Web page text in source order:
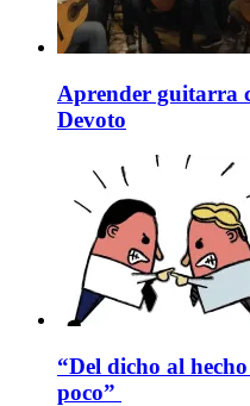
Aprender guitarra
Devoto
“Del dicho al
poco”